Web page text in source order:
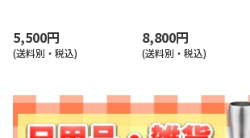
5,500円
(送料別・税込)
8,800円
(送料別・税込)